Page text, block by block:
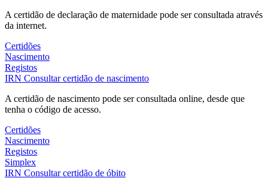
A certidão de declaração de maternidade pode ser consultada através
da internet.
Certidões
Nascimento
Registos
IRN Consultar certidão de nascimento
A certidão de nascimento pode ser consultada online, desde que
tenha o código de acesso.
Certidões
Nascimento
Registos
Simplex
IRN Consultar certidão de óbito